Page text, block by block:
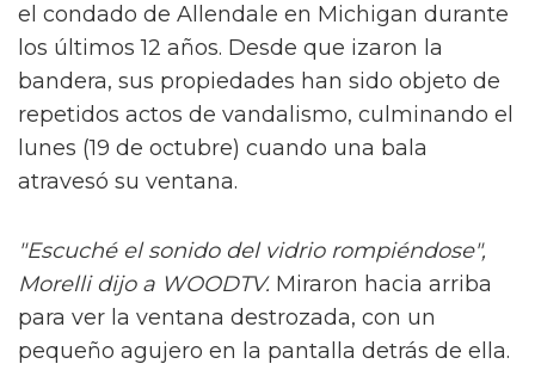
el condado de Allendale en Michigan durante
los últimos 12 años. Desde que izaron la
bandera, sus propiedades han sido objeto de
repetidos actos de vandalismo, culminando el
lunes (19 de octubre) cuando una bala
atravesó su ventana.
"Escuché el sonido del vidrio rompiéndose",
Morelli dijo a WOODTV. Miraron hacia arriba
para ver la ventana destrozada, con un
pequeño agujero en la pantalla detrás de ella.